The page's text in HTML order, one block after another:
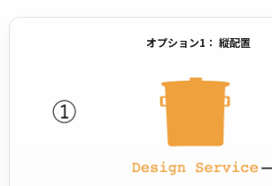
オプション1： 縦配置